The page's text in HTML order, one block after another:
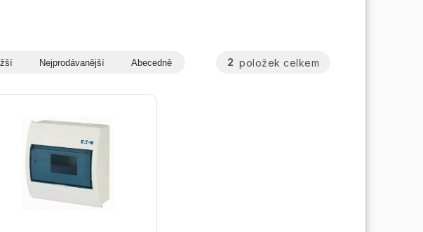
Nejprodávanější Abecedně 2 položek celkem